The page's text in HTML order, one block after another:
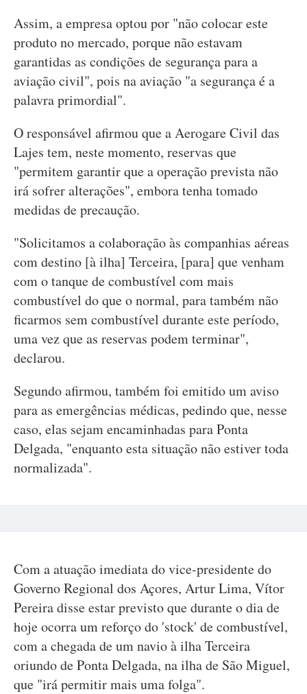
Assim, a empresa optou por "não colocar este
produto no mercado, porque não estavam
garantidas as condições de segurança para a
aviação civil", pois na aviação "a segurança é a
palavra primordial".
O responsável afirmou que a Aerogare Civil das
Lajes tem, neste momento, reservas que
"permitem garantir que a operação prevista não
irá sofrer alterações", embora tenha tomado
medidas de precaução.
"Solicitamos a colaboração às companhias aéreas
com destino [à ilha] Terceira, [para] que venham
com o tanque de combustível com mais
combustível do que o normal, para também não
ficarmos sem combustível durante este período,
uma vez que as reservas podem terminar",
declarou.
Segundo afirmou, também foi emitido um aviso
para as emergências médicas, pedindo que, nesse
caso, elas sejam encaminhadas para Ponta
Delgada, "enquanto esta situação não estiver toda
normalizada".
Com a atuação imediata do vice-presidente do
Governo Regional dos Açores, Artur Lima, Vítor
Pereira disse estar previsto que durante o dia de
hoje ocorra um reforço do 'stock' de combustível,
com a chegada de um navio à ilha Terceira
oriundo de Ponta Delgada, na ilha de São Miguel,
que "irá permitir mais uma folga".